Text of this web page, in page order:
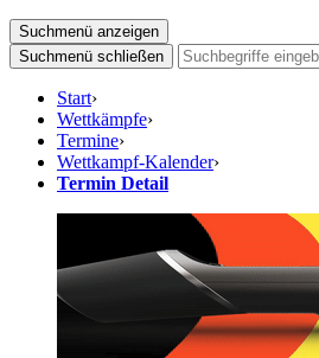
Suchmenü anzeigen
Suchmenü schließen
Start›
Wettkämpfe›
Termine›
Wettkampf-Kalender›
Termin Detail